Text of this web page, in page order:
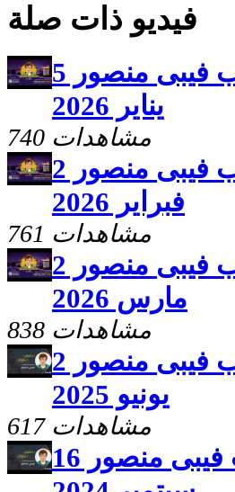
فيديو ذات صلة
برنامج سلامى اعطيكم مع خادمة الرب فيبى منصور 5
يناير 2026
740 مشاهدات
برنامج سلامى اعطيكم مع خادمة الرب فيبى منصور 2
فبراير 2026
761 مشاهدات
برنامج سلامى اعطيكم مع خادمة الرب فيبى منصور 2
مارس 2026
838 مشاهدات
برنامج سلامى اعطيكم مع خادمة الرب فيبى منصور 2
يونيو 2025
617 مشاهدات
برنامج سلامى اعطيكم مع خادمة الرب فيبى منصور 16